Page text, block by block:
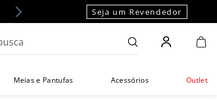
Seja um Revendedor
Meias e Pantufas Acessórios Outlet